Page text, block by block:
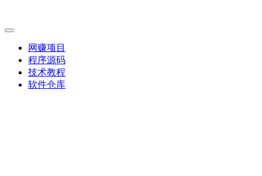
网赚项目
程序源码
技术教程
软件仓库